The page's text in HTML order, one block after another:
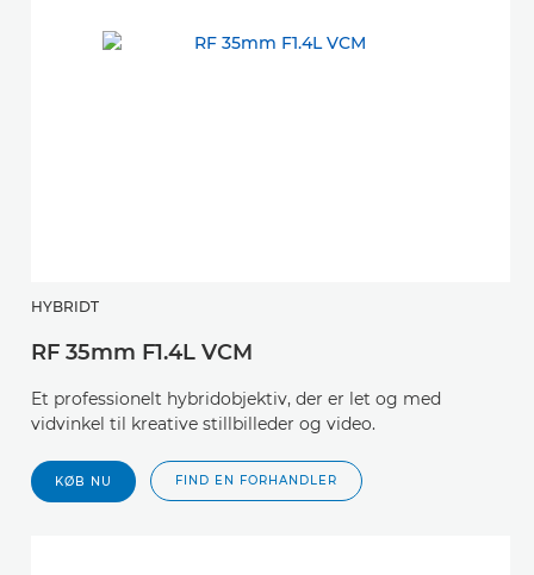
HYBRIDT
RF 35mm F1.4L VCM
Et professionelt hybridobjektiv, der er let og med
vidvinkel til kreative stillbilleder og video.
KØB NU FIND EN FORHANDLER